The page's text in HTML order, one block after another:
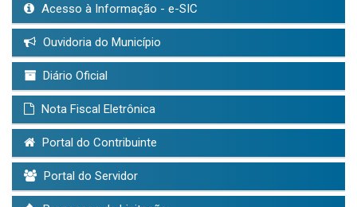
Acesso à Informação - e-SIC
Ouvidoria do Município
Diário Oficial
Nota Fiscal Eletrônica
Portal do Contribuinte
Portal do Servidor